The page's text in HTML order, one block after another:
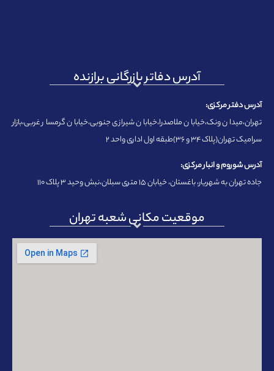
آدرس دفاتر بازرگانی برازنده
آدرس دفتر مرکزی:
تهران،میدان ونک،خیابان ملاصدرا،خیابان شیرازی جنوبی،خیابان گرمسار غربی،بازار
سرامیک تهران(پلاک ۳۴ و ۳۶)طبقه اول اداری واحد ۲
آدرس شوروم و انبار مرکزی:
جاده تهران به شهریار، باغستان، خیابان ۱۵ متری سبلان،نبش وحید ۳ پلاک ۱۱۰
موقعیت مکانی شعبه تهران